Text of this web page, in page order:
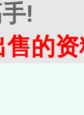
手!
的